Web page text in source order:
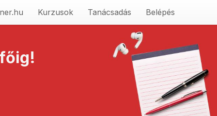
Kurzusok Tanácsadás Belépés